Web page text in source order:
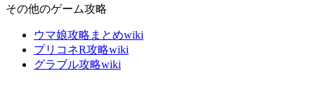
その他のゲーム攻略
ウマ娘攻略まとめwiki
プリコネR攻略wiki
グラブル攻略wiki